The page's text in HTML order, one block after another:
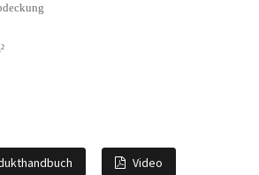
Video